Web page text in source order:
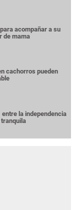
acompañar a su
de mama
cachorros pueden
la independencia
tranquila